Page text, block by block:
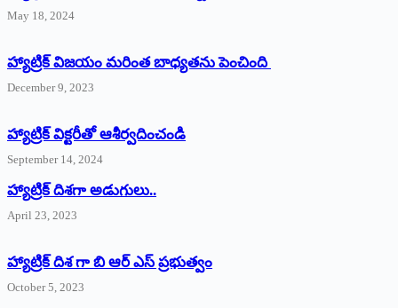
May 18, 2024
హ్యాట్రిక్ విజయం మరింత బాధ్యతను పెంచింది
December 9, 2023
హ్యాట్రిక్‌ ‌విక్టరీతో ఆశీర్వదించండి
September 14, 2024
‌హ్యాట్రిక్‌ ‌దిశగా అడుగులు..
April 23, 2023
హ్యాట్రిక్ దిశ గా బి ఆర్ ఎస్ ప్రభుత్వం
October 5, 2023